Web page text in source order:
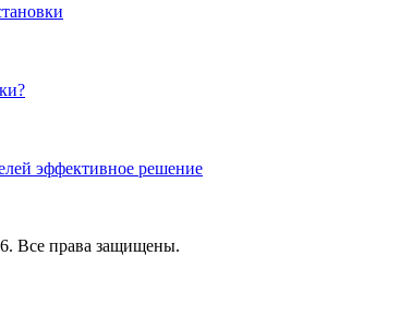
эффективное решение
Все права защищены.